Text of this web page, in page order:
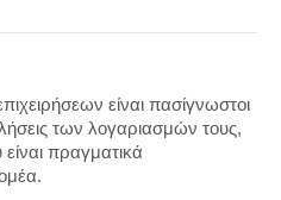
είναι πασίγνωστοι
των λογαριασμών τους,
πραγματικά